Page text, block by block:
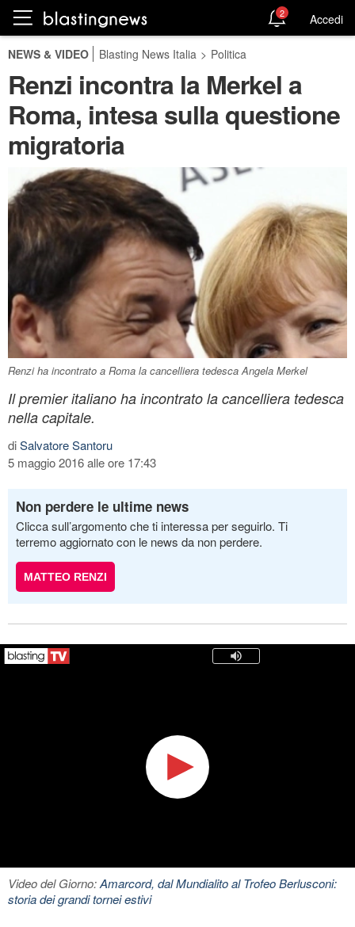
2 Accedi
NEWS & VIDEO Blasting News Italia > Politica
Renzi incontra la Merkel a
Roma, intesa sulla questione
migratoria
Renzi ha incontrato a Roma la cancelliera tedesca Angela Merkel
Il premier italiano ha incontrato la cancelliera tedesca
nella capitale.
diSalvatore Santoru
5 maggio 2016 alle ore 17:43
Non perdere le ultime news
Clicca sull’argomento che ti interessa per seguirlo. Ti
terremo aggiornato con le news da non perdere.
MATTEO RENZI
Video del Giorno:Amarcord, dal Mundialito al Trofeo Berlusconi:
storia dei grandi tornei estivi